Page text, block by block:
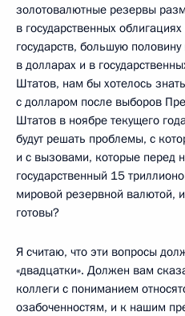
золотовалютные резервы
в государственных
государств, большую
в долларах и в
Штатов, нам бы хотелось
с долларом после выборов
Штатов в ноябре текущего
будут решать проблемы, с
и с вызовами, которые перед
государственный 15
мировой резервной валютой,
готовы?
Я считаю, что эти вопросы
«двадцатки». Должен вам
коллеги с пониманием
озабоченностям, и к нашим